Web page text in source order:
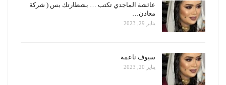
عائشة الماجدي تكتب … بشطارتك بس ( شركة
معادن…
يناير 29, 2023
سيوف ناعمة
يناير 20, 2023